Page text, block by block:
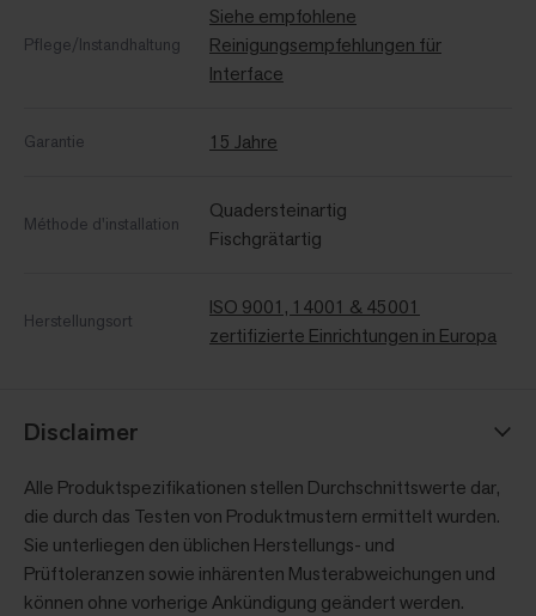
Pflege/Instandhaltung
Siehe empfohlene
Reinigungsempfehlungen für
Interface
Garantie 15 Jahre
Méthode d'installation
Quadersteinartig
Fischgrätartig
Herstellungsort
ISO 9001, 14001 & 45001
zertifizierte Einrichtungen in Europa
Disclaimer
Alle Produktspezifikationen stellen Durchschnittswerte dar,
die durch das Testen von Produktmustern ermittelt wurden.
Sie unterliegen den üblichen Herstellungs- und
Prüftoleranzen sowie inhärenten Musterabweichungen und
können ohne vorherige Ankündigung geändert werden.